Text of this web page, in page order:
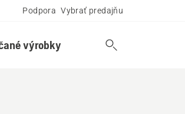
Podpora Vybrať predajňu
výrobky